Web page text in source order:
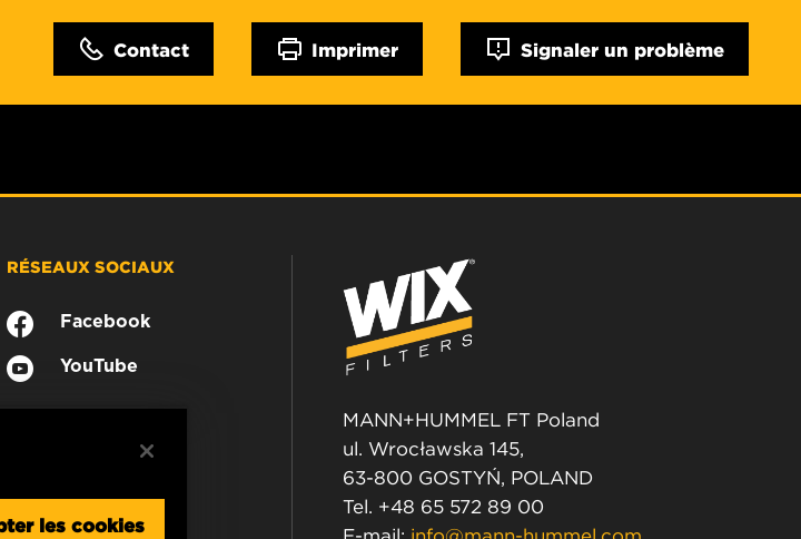
Contact Imprimer Signaler un problème
RÉSEAUX SOCIAUX
Facebook
YouTube
MANN+HUMMEL FT Poland
ul. Wrocławska 145,
63-800 GOSTYŃ, POLAND
Tel. +48 65 572 89 00
les cookies